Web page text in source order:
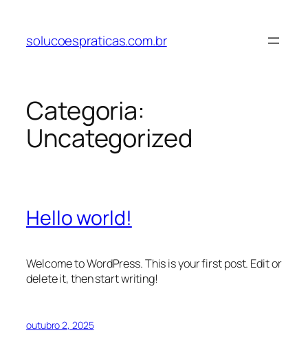
solucoespraticas.com.br
Categoria:
Uncategorized
Hello world!
Welcome to WordPress. This is your first post. Edit or
delete it, then start writing!
outubro 2, 2025